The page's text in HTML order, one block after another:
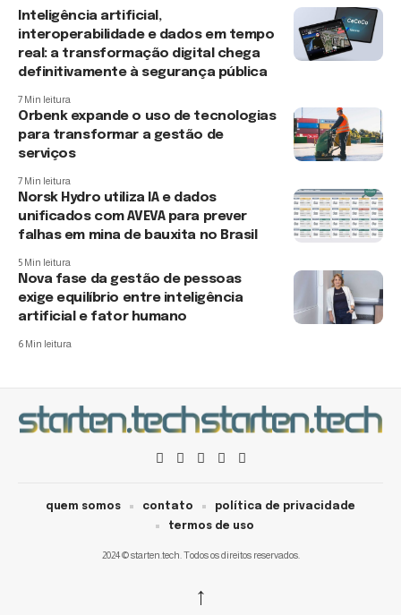
Inteligência artificial,
interoperabilidade e dados em tempo
real: a transformação digital chega
definitivamente à segurança pública
7 Min leitura
Orbenk expande o uso de tecnologias
para transformar a gestão de
serviços
7 Min leitura
Norsk Hydro utiliza IA e dados
unificados com AVEVA para prever
falhas em mina de bauxita no Brasil
5 Min leitura
Nova fase da gestão de pessoas
exige equilíbrio entre inteligência
artificial e fator humano
6 Min leitura
2024 © starten.tech. Todos os direitos reservados.
quem somos contato
política de privacidade
termos de uso
↑